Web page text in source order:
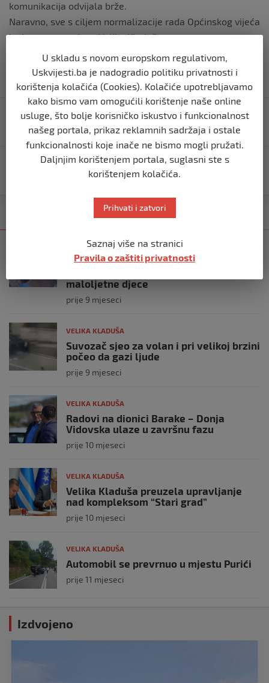
komunikacija odvijala brže.
Naravno, sve s ciljem normalizacije rada Općinskog vijeća
i u interesu građana Velike Kladuše.
Navigacija
objava
Alarmantno u Austriji: Mrtve ostavljaju po hodnicima
bolnica, lekari preumorni, pao PCR sistem
Izetbegović nije penzionisan, nije primio otpremninu,
a ako dobije dat će je udruženjima i pojedincima
Najnovije
VELIKA KLADUŠA
Supruga Jasmina Ponjevića se trenutno
maloljetne djece
prije 9 mjeseci
VELIKA KLADUŠA
Suvozač sjeo za volan i pri velikoj brzini
počeo da gazi ljude
prije 9 mjeseci
VELIKA KLADUŠA
Radovi na dionici Barake – Donja
Vidovska ulaze u završnu fazu
prije 10 mjeseci
VELIKA KLADUŠA
Velika Kladuša preuzela upravljanje
nad kompleksom “Stari grad”
prije 10 mjeseci
VELIKA KLADUŠA
Automobil se prevrnuo u mjestu Purići
prije 11 mjeseci
Izdvojeno
U skladu s novom europskom regulativom,
Uskvijesti.ba je nadogradio politiku privatnosti i
korištenja kolačića (Cookies). Kolačiće upotrebljavamo
kako bismo vam omogućili korištenje naše online
usluge, što bolje korisničko iskustvo i funkcionalnost
našeg portala, prikaz reklamnih sadržaja i ostale
funkcionalnosti koje inače ne bismo mogli pružati.
Daljnjim korištenjem portala, suglasni ste s
korištenjem kolačića.
Prihvati i zatvori
Saznaj više na stranici
Pravila o zaštiti privatnosti